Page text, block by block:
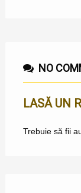
NO
LASĂ UN
Trebuie să fii